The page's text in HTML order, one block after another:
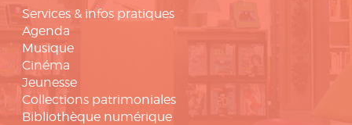
Services & infos pratiques
Agenda
Musique
Cinéma
Jeunesse
Collections patrimoniales
Bibliothèque numérique